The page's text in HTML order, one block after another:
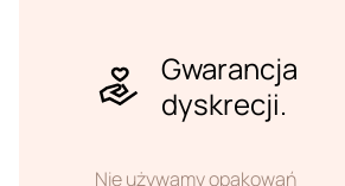
Gwarancja
dyskrecji.
Nie używamy opakowań